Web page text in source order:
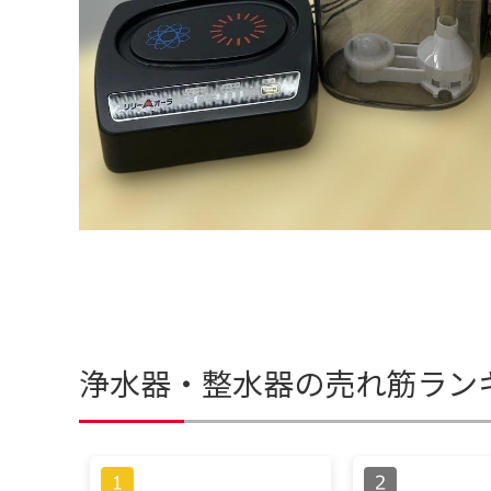
浄水器・整水器の売れ筋ラン